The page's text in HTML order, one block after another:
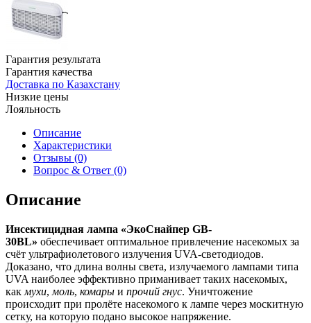
Гарантия результата
Гарантия качества
Доставка по Казахстану
Низкие цены
Лояльность
Описание
Характеристики
Отзывы (0)
Вопрос & Ответ (0)
Описание
Инсектицидная лампа «ЭкоСнайпер GB-
30BL» обеспечивает оптимальное привлечение насекомых за
счёт ультрафиолетового излучения UVA-светодиодов.
Доказано, что длина волны света, излучаемого лампами типа
UVA наиболее эффективно приманивает таких насекомых,
как мухи, моль, комары и прочий гнус. Уничтожение
происходит при пролёте насекомого к лампе через москитную
сетку, на которую подано высокое напряжение.